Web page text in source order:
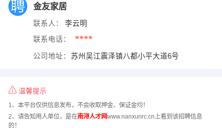
金友家居
联系人： 李云明
联系电话： ****
公司地址： 苏州吴江震泽镇八都小平大道6号
温馨提示
1、本平台仅供信息发布，不会收取押金、保证金均！
2、请告知用人单位，是在南浔人才网www.nanxunrc.cn上看到该招聘信息
的！